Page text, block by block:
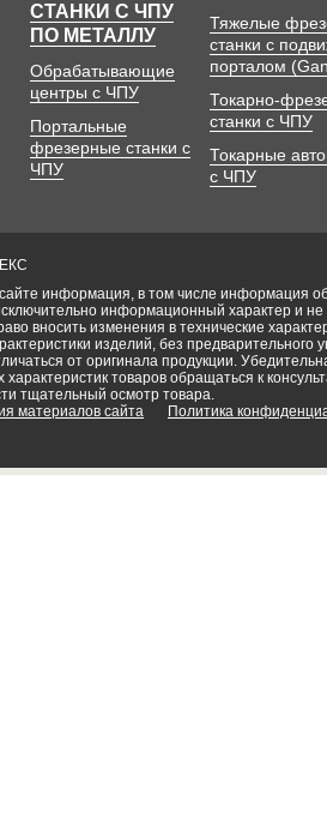
СТАНКИ С ЧПУ
ПО МЕТАЛЛУ
Обрабатывающие
центры с ЧПУ
Портальные
фрезерные станки с
ЧПУ
Тяжелые
станки с
порталом
Токарно-
станки с ЧПУ
Токарные
с ЧПУ
информация, в том числе информация об
информационный характер и
вносить изменения в технические
изделий, без
от оригинала продукции.
товаров обращаться к
тщательный осмотр товара.
материалов сайта
Политика